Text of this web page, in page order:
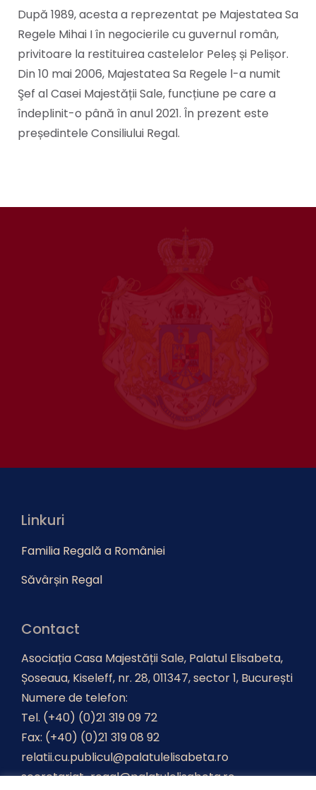
După 1989, acesta a reprezentat pe Majestatea Sa
Regele Mihai I în negocierile cu guvernul român,
privitoare la restituirea castelelor Peleș și Pelișor.
Din 10 mai 2006, Majestatea Sa Regele l-a numit
Şef al Casei Majestății Sale, funcțiune pe care a
îndeplinit-o până în anul 2021. În prezent este
președintele Consiliului Regal.
Linkuri
Familia Regală a României
Săvârșin Regal
Contact
Asociația Casa Majestății Sale, Palatul Elisabeta,
Șoseaua, Kiseleff, nr. 28, 011347, sector 1, București
Numere de telefon:
Tel. (+40) (0)21 319 09 72
Fax: (+40) (0)21 319 08 92
relatii.cu.publicul@palatulelisabeta.ro
secretariat-regal@palatulelisabeta.ro